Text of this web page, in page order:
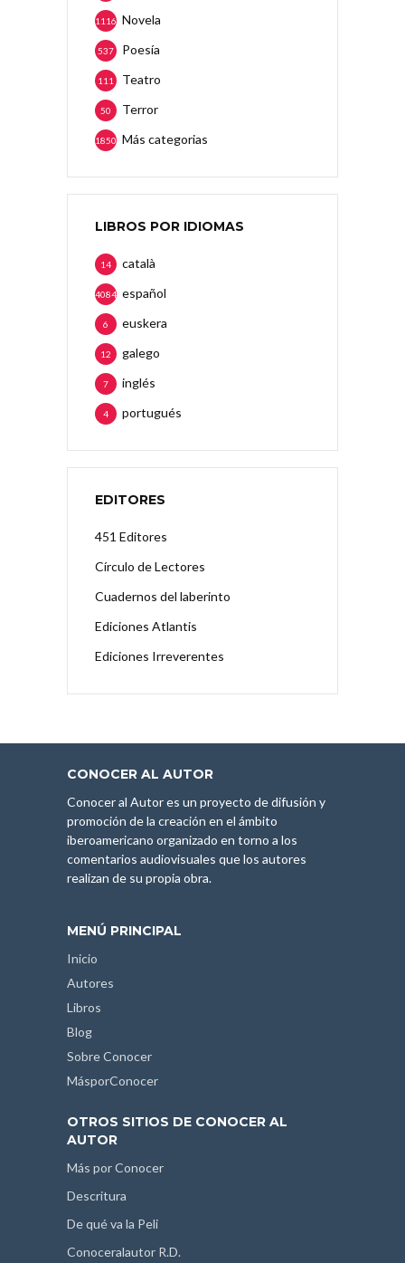
Novela
1116
Poesía
537
Teatro
111
Terror
50
Más categorias
1850
LIBROS POR IDIOMAS
català
14
español
4084
euskera
6
galego
12
inglés
7
portugués
4
EDITORES
451 Editores
Círculo de Lectores
Cuadernos del laberinto
Ediciones Atlantis
Ediciones Irreverentes
CONOCER AL AUTOR
Conocer al Autor es un proyecto de difusión y
promoción de la creación en el ámbito
iberoamericano organizado en torno a los
comentarios audiovisuales que los autores
realizan de su propia obra.
MENÚ PRINCIPAL
Inicio
Autores
Libros
Blog
Sobre Conocer
MásporConocer
OTROS SITIOS DE CONOCER AL
AUTOR
Más por Conocer
Descritura
De qué va la Peli
Conoceralautor R.D.